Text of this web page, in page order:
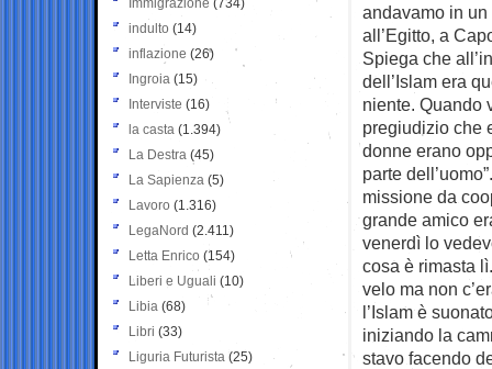
andavamo in
all’Egitto, a
Spiega che
dell’Islam era
niente. Quando
pregiudizio che
donne erano
parte
missione da
grande amico
venerdì lo
cosa è rimasta
velo ma non
l’Islam è
iniziando la
stavo facendo
Immigrazione (734)
indulto (14)
inflazione (26)
Ingroia (15)
Interviste (16)
la casta (1.394)
La Destra (45)
La Sapienza (5)
Lavoro (1.316)
LegaNord (2.411)
Letta Enrico (154)
Liberi e Uguali (10)
Libia (68)
Libri (33)
Liguria Futurista (25)